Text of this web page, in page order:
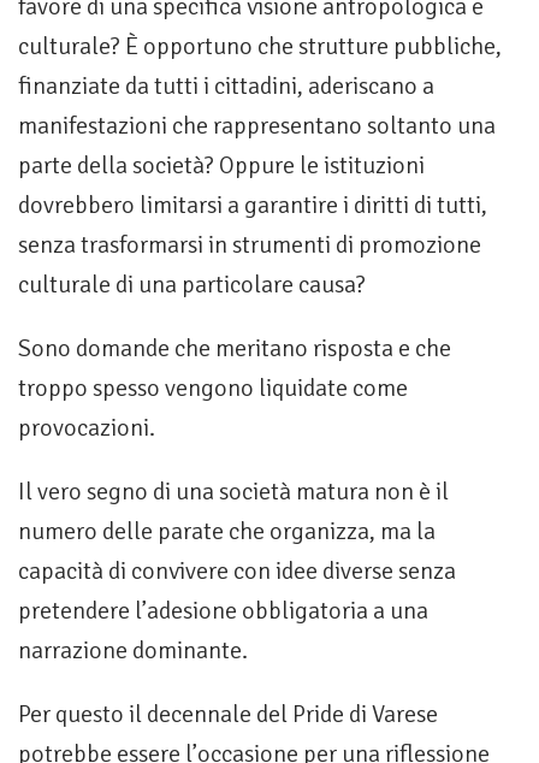
favore di una specifica visione antropologica e
culturale? È opportuno che strutture pubbliche,
finanziate da tutti i cittadini, aderiscano a
manifestazioni che rappresentano soltanto una
parte della società? Oppure le istituzioni
dovrebbero limitarsi a garantire i diritti di tutti,
senza trasformarsi in strumenti di promozione
culturale di una particolare causa?
Sono domande che meritano risposta e che
troppo spesso vengono liquidate come
provocazioni.
Il vero segno di una società matura non è il
numero delle parate che organizza, ma la
capacità di convivere con idee diverse senza
pretendere l’adesione obbligatoria a una
narrazione dominante.
Per questo il decennale del Pride di Varese
potrebbe essere l’occasione per una riflessione